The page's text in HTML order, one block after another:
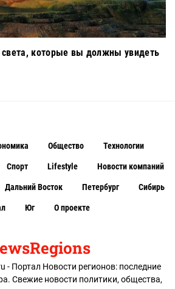
света, которые вы должны увидеть
- Портал Новости регионов: последние
Свежие новости политики, общества,
Общество Технологии
Спорт Lifestyle Новости компаний
Дальний Восток Петербург Сибирь
Юг О проекте